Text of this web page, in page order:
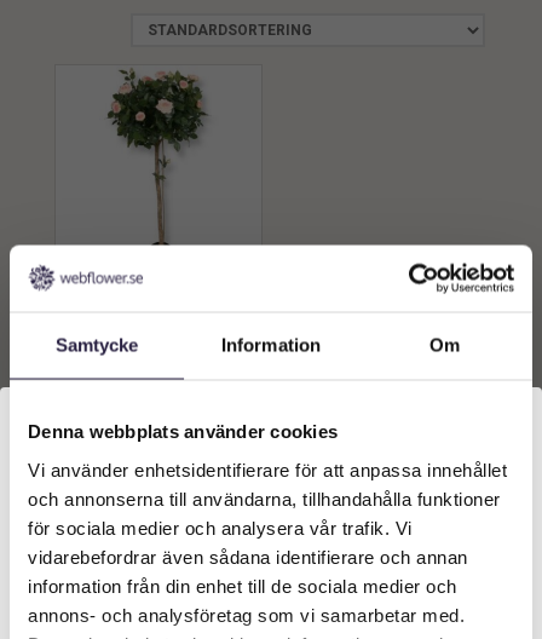
Samtycke Information Om
Denna webbplats använder cookies
Vi använder enhetsidentifierare för att anpassa innehållet
och annonserna till användarna, tillhandahålla funktioner
för sociala medier och analysera vår trafik. Vi
vidarebefordrar även sådana identifierare och annan
information från din enhet till de sociala medier och
annons- och analysföretag som vi samarbetar med.
3159 kr
Lägg till i
Välkommen till Webflower
Vilken typ av kund är du? Du kan alltid justera ditt val
längst upp på sidan.
Företagskund (exkl. moms)